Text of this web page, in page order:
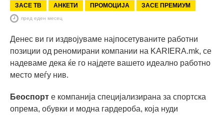
ЗАСЕ ТВ
АНКЕТИ ПРОМОЦИЈА ЗАСЕ ПРЕМИУМ
пред еден месец
Денес ви ги издвојуваме најпосетуваните работни
позиции од реномирани компании на KARIERA.mk, се
надеваме дека ќе го најдете вашето идеално работно
место меѓу нив.
Беоспорт е компанија специјализирана за спортска
опрема, обувки и модна гардероба, која нуди